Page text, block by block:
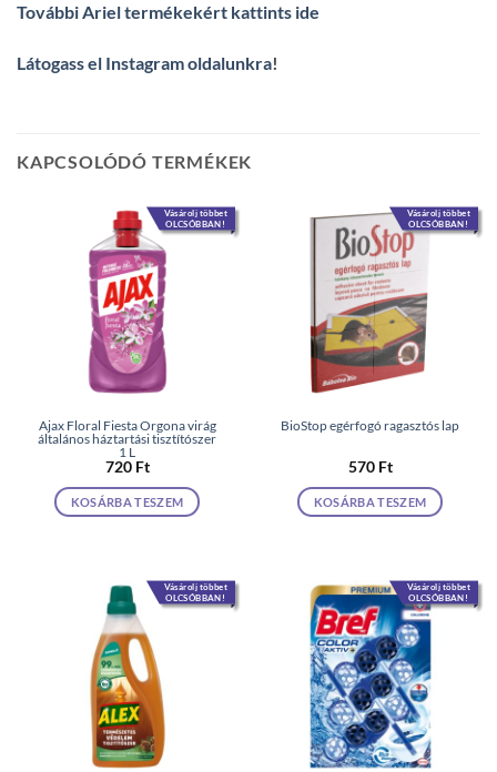
További Ariel termékekért kattints ide
Látogass el Instagram oldalunkra!
KAPCSOLÓDÓ TERMÉKEK
Vásárolj többet
OLCSÓBBAN!
Ajax Floral Fiesta Orgona virág
általános háztartási tisztítószer
1 L
720 Ft
KOSÁRBA TESZEM
Vásárolj többet
OLCSÓBBAN!
BioStop egérfogó ragasztós lap
570 Ft
KOSÁRBA TESZEM
Vásárolj többet
OLCSÓBBAN!
Vásárolj többet
OLCSÓBBAN!